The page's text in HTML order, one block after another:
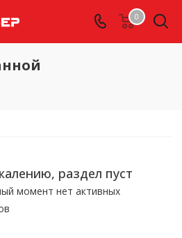
0
раздел пуст
момент нет активных